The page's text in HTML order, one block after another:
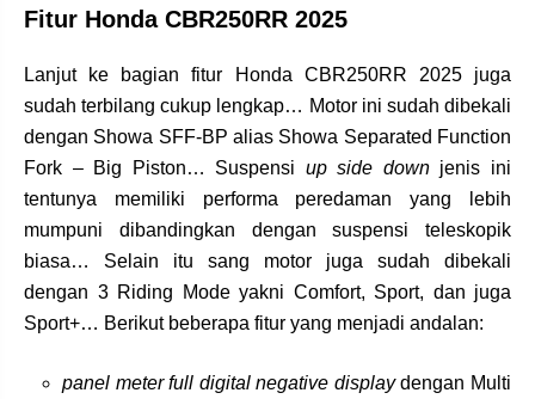
Fitur Honda CBR250RR 2025
Lanjut ke bagian fitur Honda CBR250RR 2025 juga
sudah terbilang cukup lengkap… Motor ini sudah dibekali
dengan Showa SFF-BP alias Showa Separated Function
Fork – Big Piston… Suspensi up side downjenis ini
tentunya memiliki performa peredaman yang lebih
mumpuni dibandingkan dengan suspensi teleskopik
biasa… Selain itu sang motor juga sudah dibekali
dengan 3 Riding Mode yakni Comfort, Sport, dan juga
Sport+… Berikut beberapa fitur yang menjadi andalan:
panel meter full digital negative displaydengan Multi